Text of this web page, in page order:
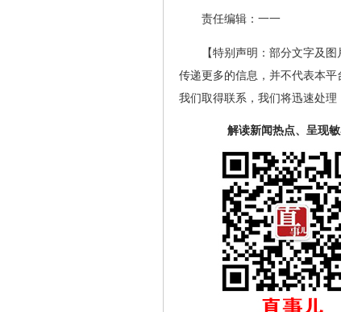
责任编辑：一一
【特别声明：部分文字及
传递更多的信息，并不代表本
我们取得联系，我们将迅速处理
解读新闻热点、呈现